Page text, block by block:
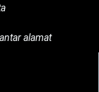
alamat